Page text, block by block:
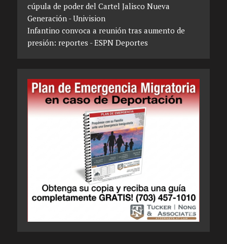
cúpula de poder del Cartel Jalisco Nueva
Generación - Univision
Infantino convoca a reunión tras aumento de
presión: reportes - ESPN Deportes